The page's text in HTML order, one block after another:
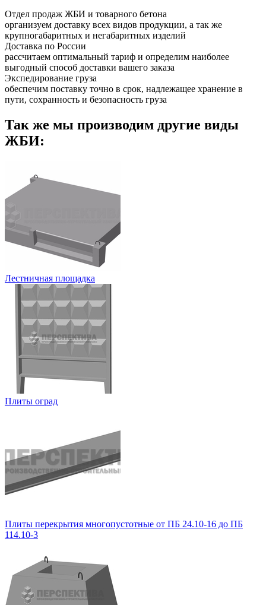
Отдел продаж ЖБИ и товарного бетона
организуем доставку всех видов продукции, а так же
крупногабаритных и негабаритных изделий
Доставка по России
рассчитаем оптимальный тариф и определим наиболее
выгодный способ доставки вашего заказа
Экспедирование груза
обеспечим поставку точно в срок, надлежащее хранение в
пути, сохранность и безопасность груза
Так же мы производим другие виды
ЖБИ:
Лестничная площадка
Плиты оград
Плиты перекрытия многопустотные от ПБ 24.10-16 до ПБ
114.10-3